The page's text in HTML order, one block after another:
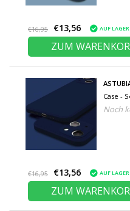
€16,95 €13,56 AUF LAGER
ZUM
Case -
Noch
€16,95 €13,56 AUF LAGER
ZUM